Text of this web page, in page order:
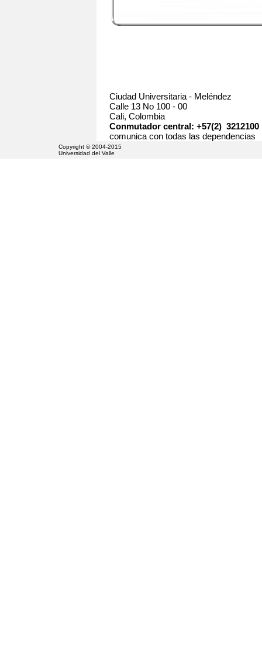
Ciudad Universitaria - Meléndez
Calle 13 No 100 - 00
Cali, Colombia
Conmutador central: +57(2) 3212100
comunica con todas las dependencias
Copyright © 2004-2015
Universidad del Valle